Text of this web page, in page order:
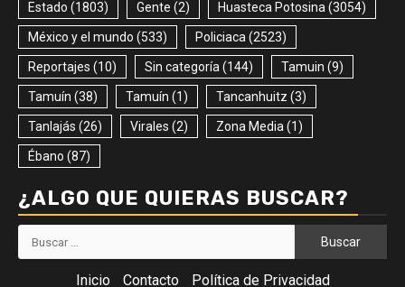
Estado (1803) Gente (2) Huasteca Potosina(3054)
México y el mundo (533) Policiaca(2523)
Reportajes (10) Sin categoría(144) Tamuin (9)
Tamuín (38) Tamuín (1) Tancanhuitz (3)
Tanlajás (26) Virales (2) Zona Media(1)
Ébano (87)
¿ALGO QUE QUIERAS BUSCAR?
Buscar:
Inicio Contacto Política de Privacidad